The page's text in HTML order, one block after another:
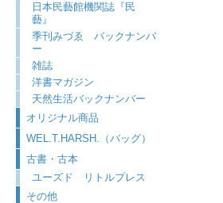
日本民藝館機関誌『民
藝』
季刊みづゑ バックナンバ
ー
雑誌
洋書マガジン
天然生活バックナンバー
オリジナル商品
WEL.T.HARSH.（バッグ）
古書・古本
ユーズド リトルプレス
その他